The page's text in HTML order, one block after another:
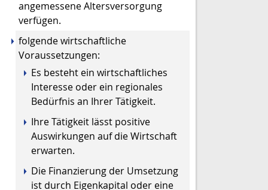
angemessene Altersversorgung
verfügen.
folgende wirtschaftliche
Voraussetzungen:
Es besteht ein wirtschaftliches
Interesse oder ein regionales
Bedürfnis an Ihrer Tätigkeit.
Ihre Tätigkeit lässt positive
Auswirkungen auf die Wirtschaft
erwarten.
Die Finanzierung der Umsetzung
ist durch Eigenkapital oder eine